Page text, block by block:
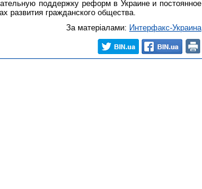
поддержку реформ в Украине и постоянное
развития гражданского общества.
За матеріалами: Интерфакс-Украина